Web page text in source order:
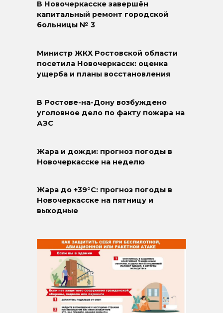
В Новочеркасске завершён
капитальный ремонт городской
больницы № 3
Министр ЖКХ Ростовской области
посетила Новочеркасск: оценка
ущерба и планы восстановления
В Ростове-на-Дону возбуждено
уголовное дело по факту пожара на
АЗС
Жара и дожди: прогноз погоды в
Новочеркасске на неделю
Жара до +39°C: прогноз погоды в
Новочеркасске на пятницу и
выходные